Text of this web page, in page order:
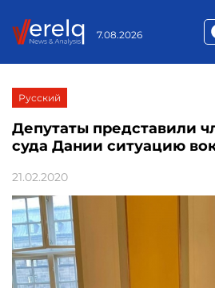
7.08.2026
Русский
Депутаты представили
суда Дании ситуацию
21.02.2020